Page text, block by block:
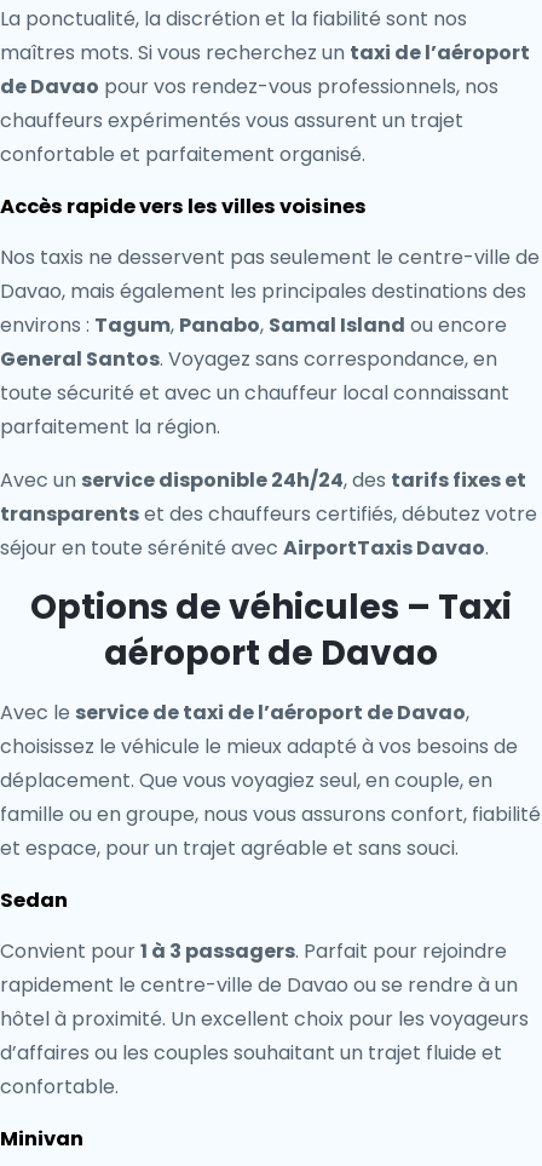
La ponctualité, la discrétion et la fiabilité sont nos
maîtres mots. Si vous recherchez un taxi de l’aéroport
de Davao pour vos rendez-vous professionnels, nos
chauffeurs expérimentés vous assurent un trajet
confortable et parfaitement organisé.
Accès rapide vers les villes voisines
Nos taxis ne desservent pas seulement le centre-ville de
Davao, mais également les principales destinations des
environs : Tagum, Panabo, Samal Island ou encore
General Santos. Voyagez sans correspondance, en
toute sécurité et avec un chauffeur local connaissant
parfaitement la région.
Avec un service disponible 24h/24, des tarifs fixes et
transparentset des chauffeurs certifiés, débutez votre
séjour en toute sérénité avec AirportTaxis Davao.
Options de véhicules – Taxi
aéroport de Davao
Avec le service de taxi de l’aéroport de Davao,
choisissez le véhicule le mieux adapté à vos besoins de
déplacement. Que vous voyagiez seul, en couple, en
famille ou en groupe, nous vous assurons confort, fiabilité
et espace, pour un trajet agréable et sans souci.
Sedan
Convient pour1 à 3 passagers. Parfait pour rejoindre
rapidement le centre-ville de Davao ou se rendre à un
hôtel à proximité. Un excellent choix pour les voyageurs
d’affaires ou les couples souhaitant un trajet fluide et
confortable.
Minivan